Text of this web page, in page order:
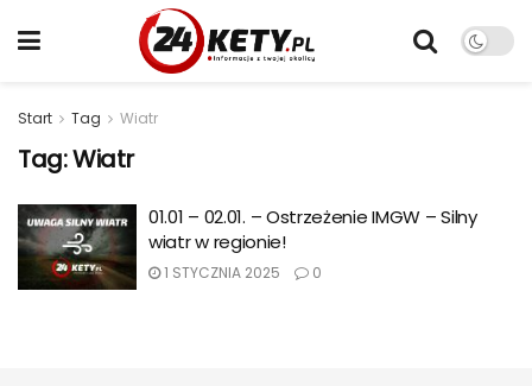
Start Tag Wiatr
Tag:Wiatr
01.01 – 02.01. – Ostrzeżenie IMGW – Silny
wiatr w regionie!
1 STYCZNIA 2025 0